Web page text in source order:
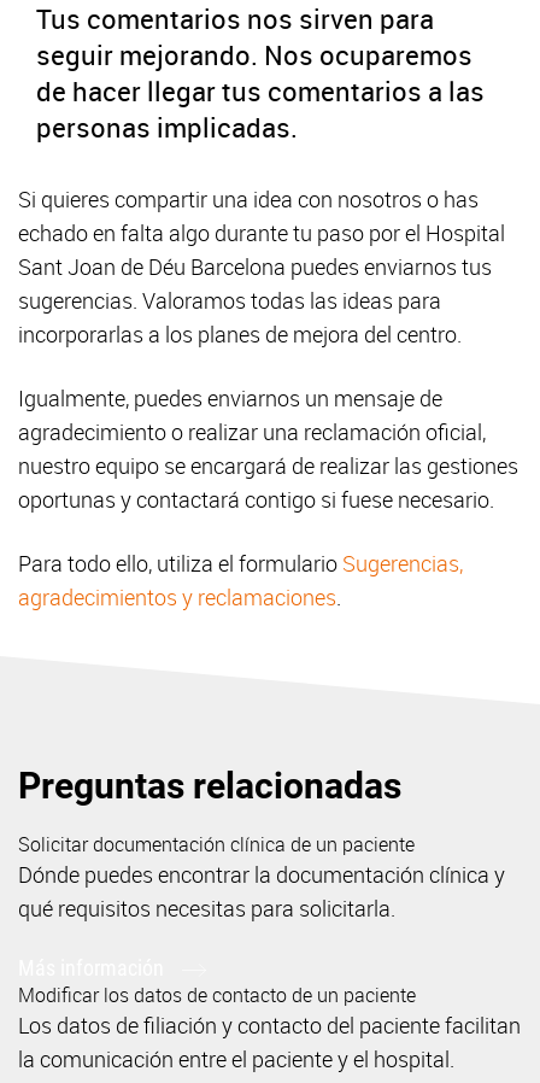
Tus comentarios nos sirven para
seguir mejorando. Nos ocuparemos
de hacer llegar tus comentarios a las
personas implicadas.
Si quieres compartir una idea con nosotros o has
echado en falta algo durante tu paso por el Hospital
Sant Joan de Déu Barcelona puedes enviarnos tus
sugerencias. Valoramos todas las ideas para
incorporarlas a los planes de mejora del centro.
Igualmente, puedes enviarnos un mensaje de
agradecimiento o realizar una reclamación oficial,
nuestro equipo se encargará de realizar las gestiones
oportunas y contactará contigo si fuese necesario.
Para todo ello, utiliza el formulario Sugerencias,
agradecimientos y reclamaciones.
Preguntas relacionadas
Solicitar documentación clínica de un paciente
Dónde puedes encontrar la documentación clínica y
qué requisitos necesitas para solicitarla.
Modificar los datos de contacto de un paciente
Los datos de filiación y contacto del paciente facilitan
la comunicación entre el paciente y el hospital.